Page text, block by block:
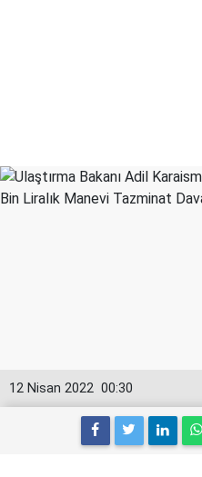
00:30
12 Nisan 2022